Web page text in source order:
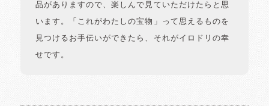
品がありますので、楽しんで見ていただけたらと思
います。「これがわたしの宝物」って思えるものを
見つけるお手伝いができたら、それがイロドリの幸
せです。